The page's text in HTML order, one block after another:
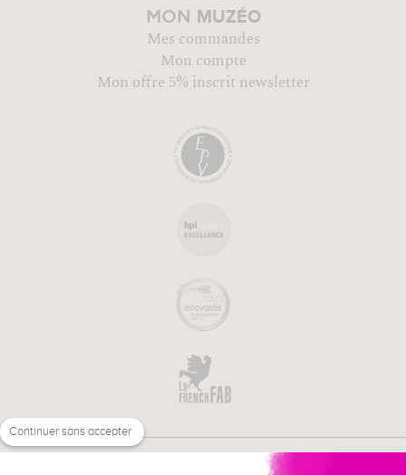
MON MUZÉO
Mes commandes
Mon compte
Mon offre 5% inscrit newsletter
Continuer sans accepter